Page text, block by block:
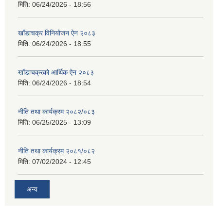
मिति: 06/24/2026 - 18:56
खाँडाचक्र विनियोजन ऐन २०८३
मिति: 06/24/2026 - 18:55
खाँडाचक्रको आर्थिक ऐन २०८३
मिति: 06/24/2026 - 18:54
नीति तथा कार्यक्रम २०८२/०८३
मिति: 06/25/2025 - 13:09
नीति तथा कार्यक्रम २०८१/०८२
मिति: 07/02/2024 - 12:45
अन्य